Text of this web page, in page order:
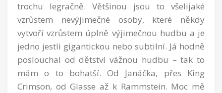
trochu legračně. Většinou jsou to všelijaké
vzrůstem nevýjimečné osoby, které někdy
vytvoří vzrůstem úplně výjimečnou hudbu a je
jedno jestli gigantickou nebo subtilní. Já hodně
poslouchal od dětství vážnou hudbu – tak to
mám o to bohatší. Od Janáčka, přes King
Crimson, od Glasse až k Rammstein. Moc mě